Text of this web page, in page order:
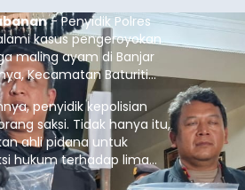
- Penyidik Polres
kasus pengeroyokan
maling ayam di Banjar
Kecamatan Baturiti
lalu.
penyidik kepolisian
saksi. Tidak hanya itu,
ahli pidana untuk
hukum terhadap lima
ini ditahan.